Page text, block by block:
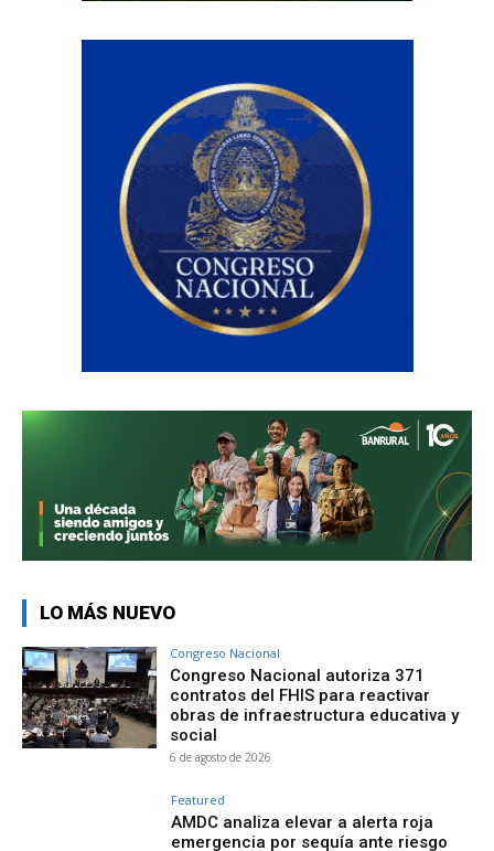
LO MÁS NUEVO
Congreso Nacional
Congreso Nacional autoriza 371
contratos del FHIS para reactivar
obras de infraestructura educativa y
social
6 de agosto de 2026
Featured
AMDC analiza elevar a alerta roja
emergencia por sequía ante riesgo